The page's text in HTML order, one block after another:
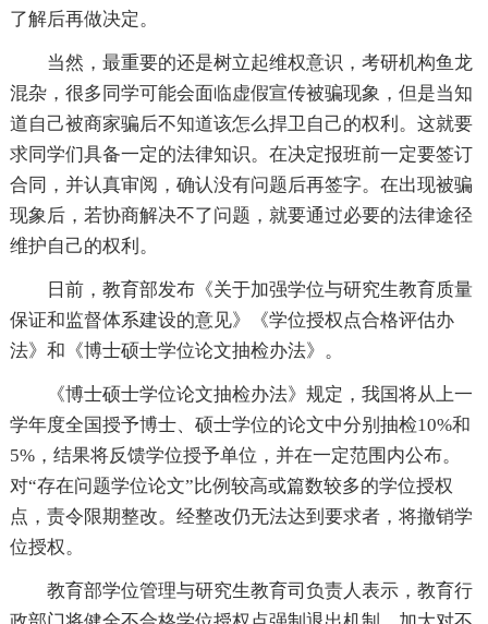
了解后再做决定。
当然，最重要的还是树立起维权意识，考研机构鱼龙
混杂，很多同学可能会面临虚假宣传被骗现象，但是当知
道自己被商家骗后不知道该怎么捍卫自己的权利。这就要
求同学们具备一定的法律知识。在决定报班前一定要签订
合同，并认真审阅，确认没有问题后再签字。在出现被骗
现象后，若协商解决不了问题，就要通过必要的法律途径
维护自己的权利。
日前，教育部发布《关于加强学位与研究生教育质量
保证和监督体系建设的意见》《学位授权点合格评估办
法》和《博士硕士学位论文抽检办法》。
《博士硕士学位论文抽检办法》规定，我国将从上一
学年度全国授予博士、硕士学位的论文中分别抽检10%和
5%，结果将反馈学位授予单位，并在一定范围内公布。
对“存在问题学位论文”比例较高或篇数较多的学位授权
点，责令限期整改。经整改仍无法达到要求者，将撤销学
位授权。
教育部学位管理与研究生教育司负责人表示，教育行